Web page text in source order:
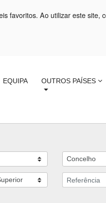
favoritos. Ao utilizar este site,
EQUIPA OUTROS PAÍSES